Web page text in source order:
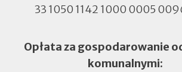
33 1050 1142 1000 0005
Opłata za gospodarowanie
komunalnymi: